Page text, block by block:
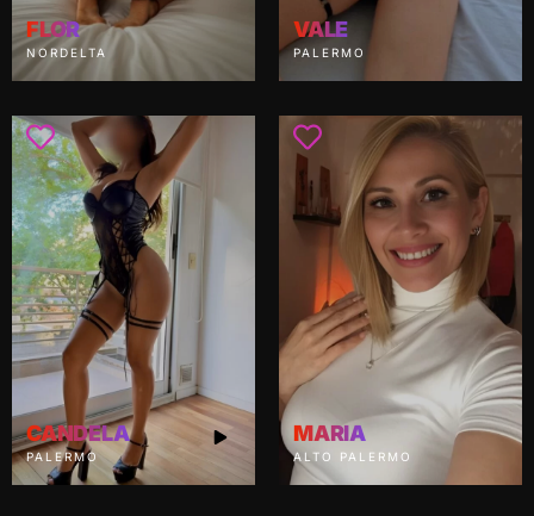
FLOR
NORDELTA
VALE
PALERMO
CANDELA
PALERMO
MARIA
ALTO PALERMO